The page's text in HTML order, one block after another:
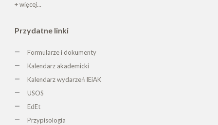
+ więcej...
Przydatne linki
Formularze i dokumenty
Kalendarz akademicki
Kalendarz wydarzeń IEiAK
USOS
EdEt
Przypisologia